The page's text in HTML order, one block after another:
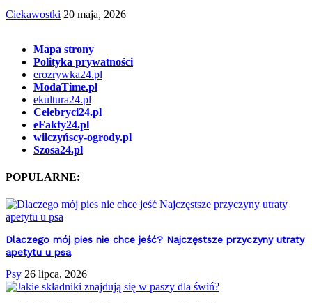
Ciekawostki 20 maja, 2026
Mapa strony
Polityka prywatności
erozrywka24.pl
ModaTime.pl
ekultura24.pl
Celebryci24.pl
eFakty24.pl
wilczyńscy-ogrody.pl
Szosa24.pl
POPULARNE:
Dlaczego mój pies nie chce jeść? Najczęstsze przyczyny utraty
apetytu u psa
Psy 26 lipca, 2026